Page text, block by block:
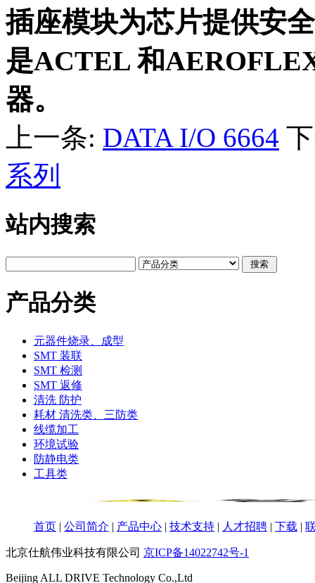
插座模块为芯片提供安
是ACTEL 和
器。
上一条: DATA I/O 6664
系列
站内搜索
产品分类
元器件烧录、成型
SMT 装联
SMT 检测
SMT 返修
清洗 防护
耗材 清洗类、三防类
线缆加工
环境试验
防静电类
工具类
首页 | 公司简介 | 产品中心 | 技术支持 | 人才招聘 | 下载 |
北京仕航伟业科技有限公司 京ICP备14022742号-1
Beijing ALL DRIVE Technology Co.,Ltd